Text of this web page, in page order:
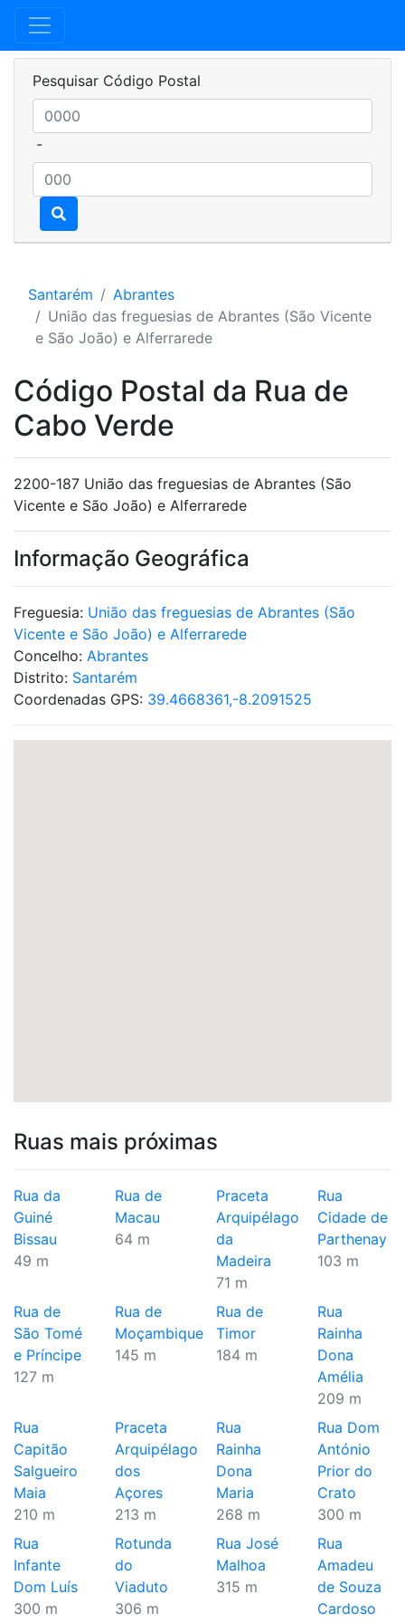
Pesquisar Código Postal
-
Santarém
Abrantes
União das freguesias de Abrantes (São Vicente
e São João) e Alferrarede
Código Postal da Rua de
Cabo Verde
2200-187 União das freguesias de Abrantes (São
Vicente e São João) e Alferrarede
Informação Geográfica
Freguesia: União das freguesias de Abrantes (São
Vicente e São João) e Alferrarede
Concelho: Abrantes
Distrito: Santarém
Coordenadas GPS: 39.4668361,-8.2091525
Ruas mais próximas
Rua da
Guiné
Bissau
49 m
Rua de
Macau
64 m
Praceta
Arquipélago
da
Madeira
71 m
Rua
Cidade de
Parthenay
103 m
Rua de
São Tomé
e Príncipe
127 m
Rua de
Moçambique
145 m
Rua de
Timor
184 m
Rua
Rainha
Dona
Amélia
209 m
Rua
Capitão
Salgueiro
Maia
210 m
Praceta
Arquipélago
dos
Açores
213 m
Rua
Rainha
Dona
Maria
268 m
Rua Dom
António
Prior do
Crato
300 m
Rua
Infante
Dom Luís
300 m
Rotunda
do
Viaduto
306 m
Rua José
Malhoa
315 m
Rua
Amadeu
de Souza
Cardoso